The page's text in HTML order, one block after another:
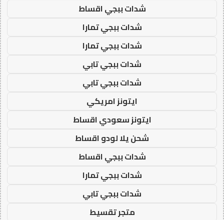
شدات ببجي اقساط
شدات ببجي تمارا
شدات ببجي تمارا
شدات ببجي تابي
شدات ببجي تابي
ايتونز امريكي
ايتونز سعودي اقساط
شحن يلا لودو اقساط
شدات ببجي اقساط
شدات ببجي تمارا
شدات ببجي تابي
متجر تقسيط